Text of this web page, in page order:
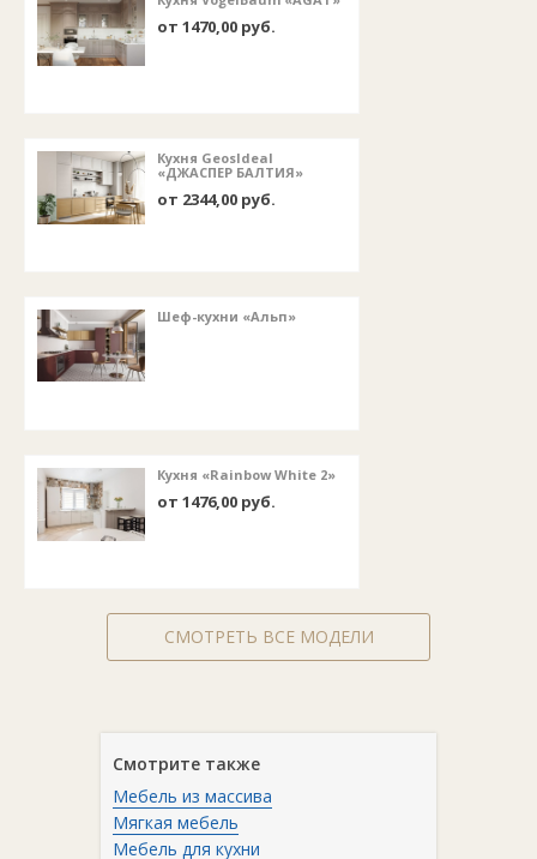
от 1470,00 руб.
Кухня GeosIdeal
«ДЖАСПЕР БАЛТИЯ»
от 2344,00 руб.
Шеф-кухни «Альп»
Кухня «Rainbow White 2»
от 1476,00 руб.
СМОТРЕТЬ ВСЕ МОДЕЛИ
Смотрите также
Мебель из массива
Мягкая мебель
Мебель для кухни